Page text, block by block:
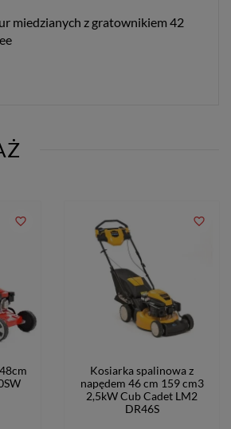
miedzianych z gratownikiem 42
favorite_border
Kosiarka spalinowa z
napędem 46 cm 159 cm3
2,5kW Cub Cadet LM2
DR46S
favorite_border